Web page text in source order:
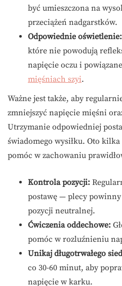
być umieszczona na
przeciążeń nadgarstków.
Odpowiednie oświetlenie:
które nie powodują
napięcie oczu i
mięśniach szyi.
Ważne jest także, aby
zmniejszyć napięcie mięśni
Utrzymanie odpowiedniej
świadomego wysiłku. Oto
pomóc w zachowaniu
Kontrola pozycji:
postawę — plecy powinny
pozycji neutralnej.
Ćwiczenia oddechowe:
pomóc w rozluźnieniu
Unikaj długotrwałego
co 30-60 minut, aby
napięcie w karku.